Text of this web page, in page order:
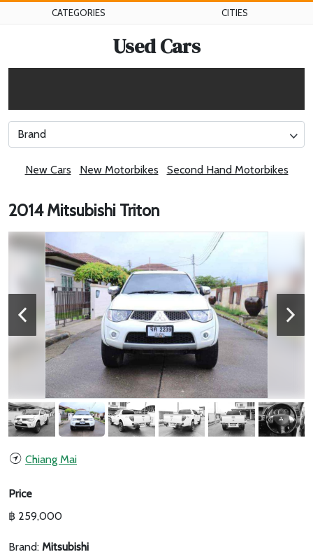
CATEGORIES CITIES
Used Cars
Brand
New Cars New Motorbikes Second Hand Motorbikes
2014 Mitsubishi Triton
Chiang Mai
Price
฿ 259,000
Brand: Mitsubishi